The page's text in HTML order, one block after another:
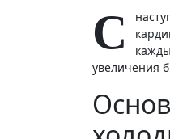
С
увеличения